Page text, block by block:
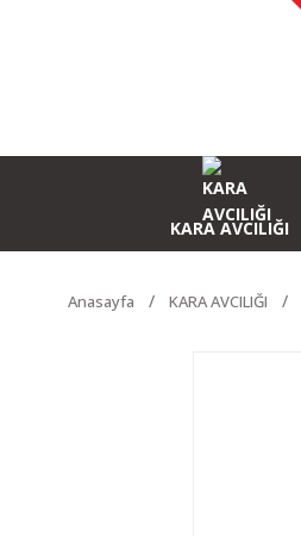
KARA AVCILIĞI
Anasayfa KARA AVCILIĞI